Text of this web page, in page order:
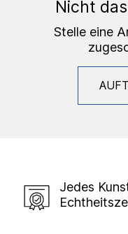
Nicht
Stelle eine
Jedes